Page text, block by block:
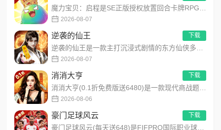
2026-08-07
逆袭的仙王
2026-08-07
下载
消消大亨
2026-08-06
下载
豪门足球风云 下载